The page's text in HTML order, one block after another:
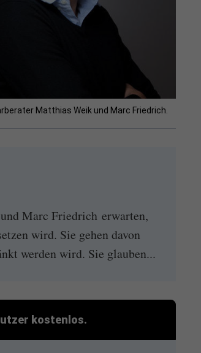
Matthias Weik und Marc Friedrich.
Marc Friedrich erwarten,
wird. Sie gehen davon
werden wird. Sie glauben...
kostenlos.